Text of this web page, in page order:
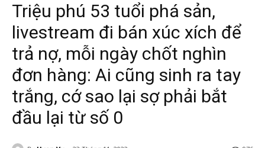
Triệu phú 53 tuổi phá sản,
livestream đi bán xúc xích để
trả nợ, mỗi ngày chốt nghìn
đơn hàng: Ai cũng sinh ra tay
trắng, cớ sao lại sợ phải bắt
đầu lại từ số 0